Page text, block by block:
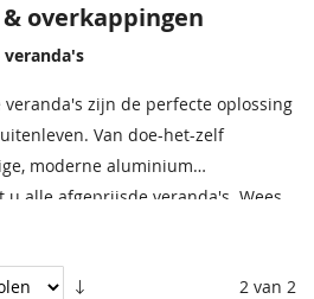
overkappingen
veranda's zijn de perfecte oplossing
Van doe-het-zelf
moderne aluminium
alle afgeprijsde veranda's. Wees
uit met uw eigen nieuwe
2 van 2